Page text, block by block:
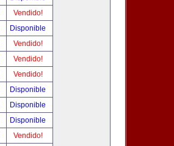
Vendido!
Disponible
Vendido!
Vendido!
Vendido!
Disponible
Disponible
Disponible
Vendido!